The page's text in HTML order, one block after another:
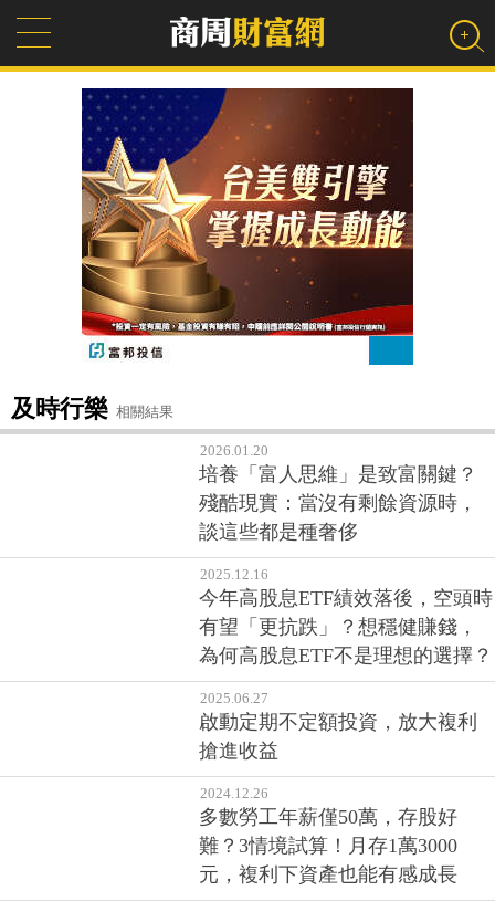
及時行樂 相關結果
2026.01.20
培養「富人思維」是致富關鍵？
殘酷現實：當沒有剩餘資源時，
談這些都是種奢侈
2025.12.16
今年高股息ETF績效落後，空頭時
有望「更抗跌」？想穩健賺錢，
為何高股息ETF不是理想的選擇？
2025.06.27
啟動定期不定額投資，放大複利
搶進收益
2024.12.26
多數勞工年薪僅50萬，存股好
難？3情境試算！月存1萬3000